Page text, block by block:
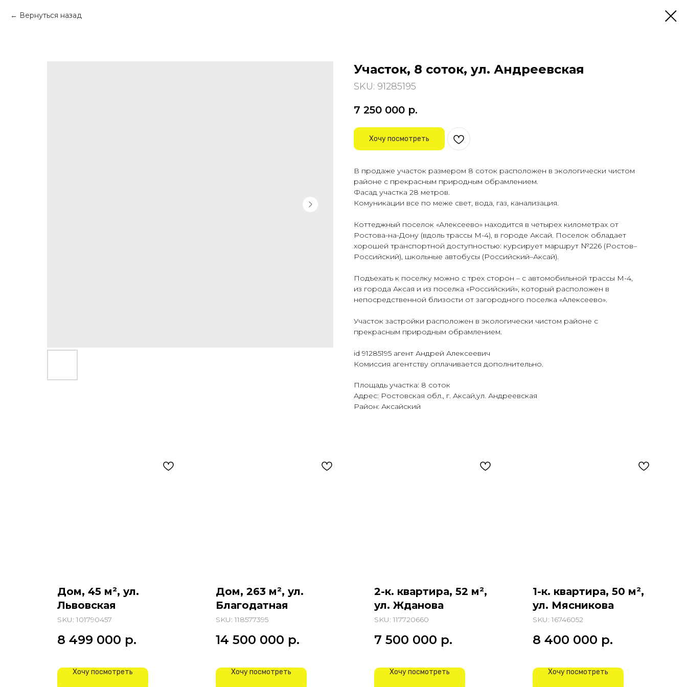
Вернуться назад
Участок, 8 соток, ул. Андреевская
SKU: 91285195
7 250 000 р.
Хочу посмотреть
В продаже участок размером 8 соток расположен в экологически чистом
районе с прекрасным природным обрамлением.
Фасад участка 28 метров.
Комуникации все по меже свет, вода, газ, канализация.
Коттеджный поселок «Алексеево» находится в четырех километрах от
Ростова-на-Дону (вдоль трассы М-4), в городе Аксай. Поселок обладает
хорошей транспортной доступностью: курсирует маршрут №226 (Ростов–
Российский), школьные автобусы (Российский–Аксай).
Подъехать к поселку можно с трех сторон – с автомобильной трассы М-4,
из города Аксая и из поселка «Российский», который расположен в
непосредственной близости от загородного поселка «Алексеево».
Участок застройки расположен в экологически чистом районе с
прекрасным природным обрамлением.
id 91285195 агент Андрей Алексеевич
Комиссия агентству оплачивается дополнительно.
Площадь участка: 8 соток
Адрес: Ростовская обл., г. Аксай,ул. Андреевская
Район: Аксайский
Дом, 45 м², ул.
Львовская
SKU: 101790457
8 499 000 р.
Хочу посмотреть
Дом, 263 м², ул.
Благодатная
SKU: 118577395
14 500 000 р.
Хочу посмотреть
2-к. квартира, 52 м²,
ул. Жданова
SKU: 117720660
7 500 000 р.
Хочу посмотреть
1-к. квартира, 50 м²,
ул. Мясникова
SKU: 16746052
8 400 000 р.
Хочу посмотреть